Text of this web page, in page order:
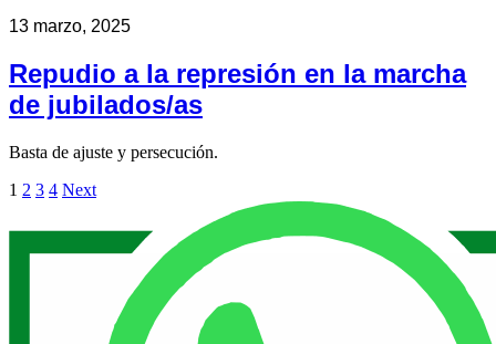
13 marzo, 2025
Repudio a la represión en la marcha
de jubilados/as
Basta de ajuste y persecución.
1 2 3 4 Next